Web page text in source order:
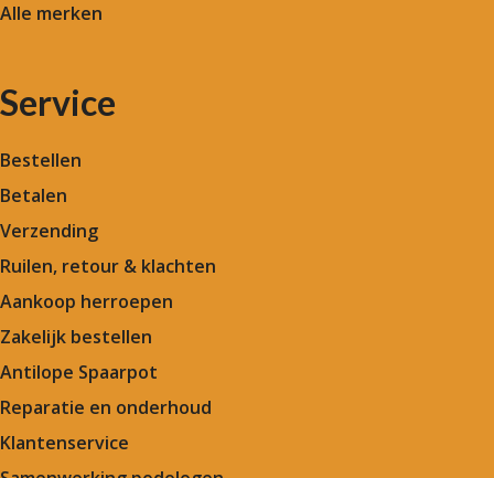
Alle merken
Service
Bestellen
Betalen
Verzending
Ruilen, retour & klachten
Aankoop herroepen
Zakelijk bestellen
Antilope Spaarpot
Reparatie en onderhoud
Klantenservice